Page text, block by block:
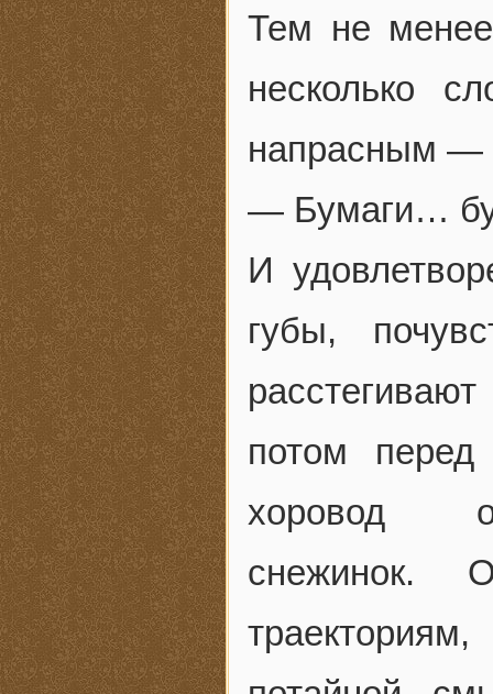
Тем не менее
несколько
напрасным —
— Бумаги…
И
губы,
потом
хоровод
снежинок.